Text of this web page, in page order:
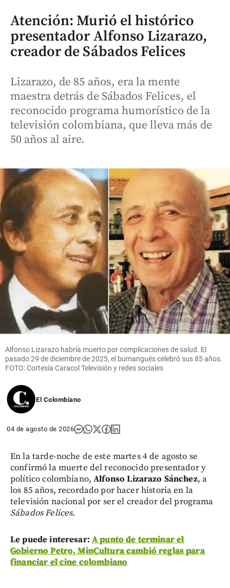
Atención: Murió el histórico
presentador Alfonso Lizarazo,
creador de Sábados Felices
Lizarazo, de 85 años, era la mente
maestra detrás de Sábados Felices, el
reconocido programa humorístico de la
televisión colombiana, que lleva más de
50 años al aire.
Alfonso Lizarazo habría muerto por complicaciones de salud. El
pasado 29 de diciembre de 2025, el bumangués celebró sus 85 años.
FOTO: Cortesía Caracol Televisión y redes sociales
El Colombiano
04 de agosto de 2026
En la tarde-noche de este martes 4 de agosto se
confirmó la muerte del reconocido presentador y
político colombiano,Alfonso Lizarazo Sánchez, a
los 85 años, recordado por hacer historia en la
televisión nacional por ser el creador del programa
Sábados Felices.
Le puede interesar: A punto de terminar el
Gobierno Petro, MinCultura cambió reglas para
financiar el cine colombiano